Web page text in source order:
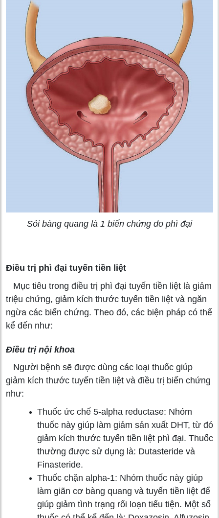
Sỏi bàng quang là 1 biến chứng do phì đại
Điều trị phì đại tuyến tiền liệt
Mục tiêu trong điều trị phì đại tuyến tiền liệt là giảm
triệu chứng, giảm kích thước tuyến tiền liệt và ngăn
ngừa các biến chứng. Theo đó, các biện pháp có thể
kể đến như:
Điều trị nội khoa
Người bệnh sẽ được dùng các loại thuốc giúp
giảm kích thước tuyến tiền liệt và điều trị biến chứng
như:
Thuốc ức chế 5-alpha reductase: Nhóm
thuốc này giúp làm giảm sản xuất DHT, từ đó
giảm kích thước tuyến tiền liệt phì đại. Thuốc
thường được sử dụng là: Dutasteride và
Finasteride.
Thuốc chặn alpha-1: Nhóm thuốc này giúp
làm giãn cơ bàng quang và tuyến tiền liệt để
giúp giảm tình trạng rối loạn tiểu tiện. Một số